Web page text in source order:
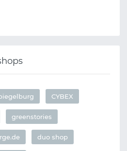
CYBEX
greenstories
duo shop